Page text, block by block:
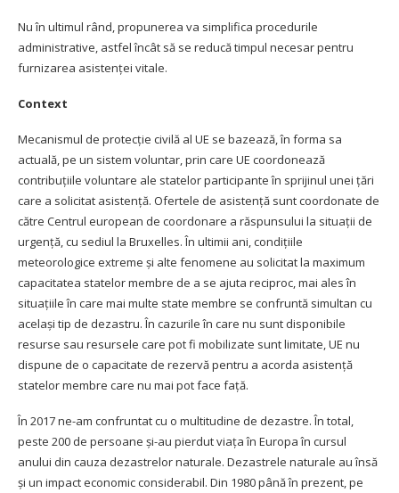
Nu în ultimul rând, propunerea va simplifica procedurile
administrative, astfel încât să se reducă timpul necesar pentru
furnizarea asistenței vitale.
Context
Mecanismul de protecție civilă al UE se bazează, în forma sa
actuală, pe un sistem voluntar, prin care UE coordonează
contribuțiile voluntare ale statelor participante în sprijinul unei țări
care a solicitat asistență. Ofertele de asistență sunt coordonate de
către Centrul european de coordonare a răspunsului la situații de
urgență, cu sediul la Bruxelles. În ultimii ani, condițiile
meteorologice extreme și alte fenomene au solicitat la maximum
capacitatea statelor membre de a se ajuta reciproc, mai ales în
situațiile în care mai multe state membre se confruntă simultan cu
același tip de dezastru. În cazurile în care nu sunt disponibile
resurse sau resursele care pot fi mobilizate sunt limitate, UE nu
dispune de o capacitate de rezervă pentru a acorda asistență
statelor membre care nu mai pot face față.
În 2017 ne-am confruntat cu o multitudine de dezastre. În total,
peste 200 de persoane și-au pierdut viața în Europa în cursul
anului din cauza dezastrelor naturale. Dezastrele naturale au însă
și un impact economic considerabil. Din 1980 până în prezent, pe